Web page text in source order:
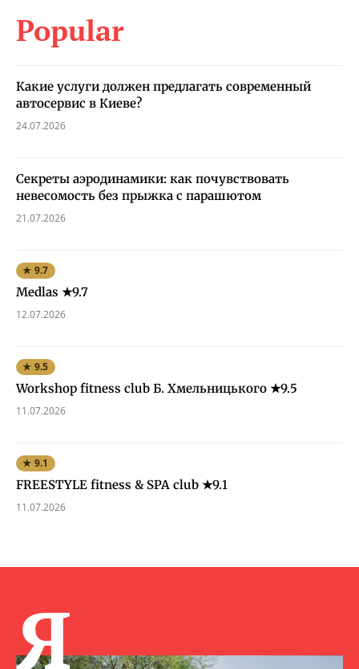
Popular
Какие услуги должен предлагать современный
автосервис в Киеве?
24.07.2026
Секреты аэродинамики: как почувствовать
невесомость без прыжка с парашютом
21.07.2026
★ 9.7
Medlas ★9.7
12.07.2026
★ 9.5
Workshop fitness club Б. Хмельницького ★9.5
11.07.2026
★ 9.1
FREESTYLE fitness & SPA club ★9.1
11.07.2026
Я